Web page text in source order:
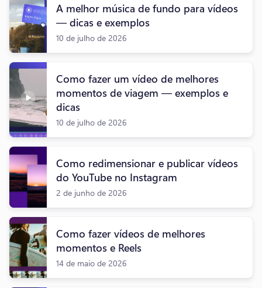
A melhor música de fundo para vídeos
— dicas e exemplos
10 de julho de 2026
Como fazer um vídeo de melhores
momentos de viagem — exemplos e
dicas
10 de julho de 2026
Como redimensionar e publicar vídeos
do YouTube no Instagram
2 de junho de 2026
Como fazer vídeos de melhores
momentos e Reels
14 de maio de 2026